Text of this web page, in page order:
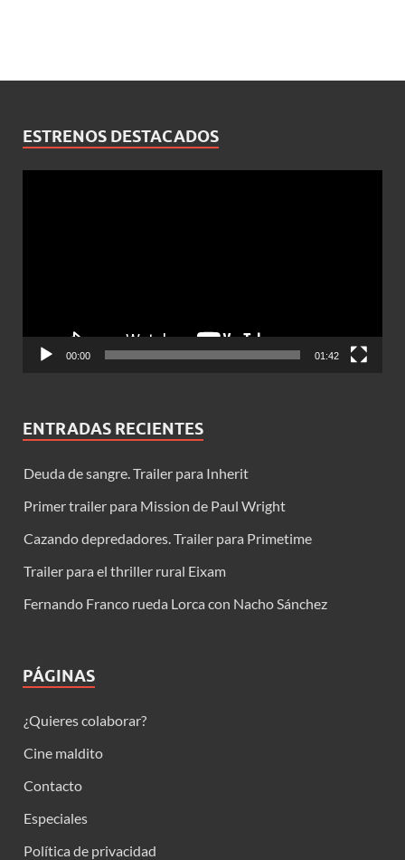
ESTRENOS DESTACADOS
00:00 01:42
ENTRADAS RECIENTES
Deuda de sangre. Trailer para Inherit
Primer trailer para Mission de Paul Wright
Cazando depredadores. Trailer para Primetime
Trailer para el thriller rural Eixam
Fernando Franco rueda Lorca con Nacho Sánchez
PÁGINAS
¿Quieres colaborar?
Cine maldito
Contacto
Especiales
Política de privacidad